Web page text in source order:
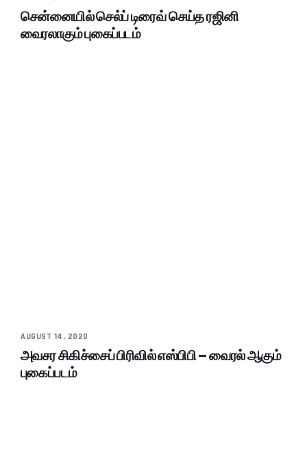
சென்னையில் செல்ப் டிரைவ் செய்த ரஜினி
வைரலாகும் புகைப்படம்
AUGUST 14, 2020
அவசர சிகிச்சைப் பிரிவில் எஸ்பிபி – வைரல் ஆகும்
புகைப்படம்